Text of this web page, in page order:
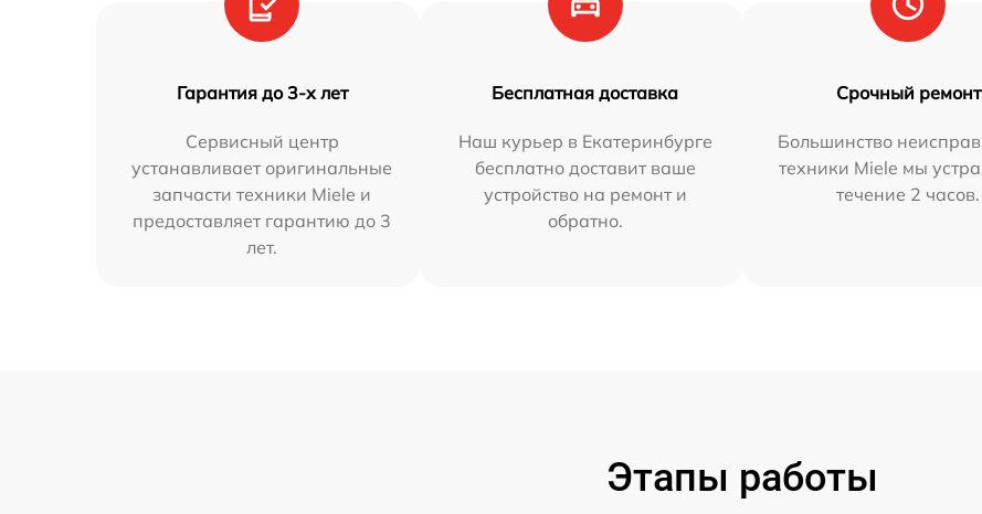
Гарантия до 3-х лет
Сервисный центр
устанавливает оригинальные
запчасти техники Miele и
предоставляет гарантию до 3
лет.
Бесплатная доставка
Наш курьер в Екатеринбурге
бесплатно доставит ваше
устройство на ремонт и
обратно.
Срочный ремонт
Большинство
техники Miele мы
течение 2 часов.
Этапы работы